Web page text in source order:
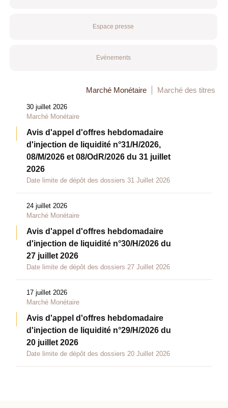
Espace presse
Evénements
Marché Monétaire Marché des titres
30 juillet 2026
Marché Monétaire
Avis d'appel d'offres hebdomadaire
d'injection de liquidité n°31/H/2026,
08/M/2026 et 08/OdR/2026 du 31 juillet
2026
Date limite de dépôt des dossiers 31 Juillet 2026
24 juillet 2026
Marché Monétaire
Avis d'appel d'offres hebdomadaire
d'injection de liquidité n°30/H/2026 du
27 juillet 2026
Date limite de dépôt des dossiers 27 Juillet 2026
17 juillet 2026
Marché Monétaire
Avis d'appel d'offres hebdomadaire
d'injection de liquidité n°29/H/2026 du
20 juillet 2026
Date limite de dépôt des dossiers 20 Juillet 2026